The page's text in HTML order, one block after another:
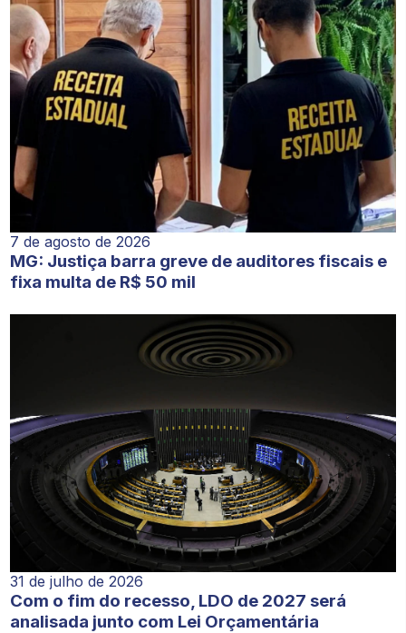
7 de agosto de 2026
MG: Justiça barra greve de auditores fiscais e
fixa multa de R$ 50 mil
31 de julho de 2026
Com o fim do recesso, LDO de 2027 será
analisada junto com Lei Orçamentária